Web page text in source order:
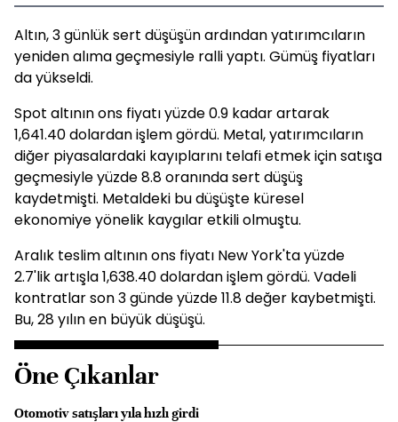
Altın, 3 günlük sert düşüşün ardından yatırımcıların
yeniden alıma geçmesiyle ralli yaptı. Gümüş fiyatları
da yükseldi.
Spot altının ons fiyatı yüzde 0.9 kadar artarak
1,641.40 dolardan işlem gördü. Metal, yatırımcıların
diğer piyasalardaki kayıplarını telafi etmek için satışa
geçmesiyle yüzde 8.8 oranında sert düşüş
kaydetmişti. Metaldeki bu düşüşte küresel
ekonomiye yönelik kaygılar etkili olmuştu.
Aralık teslim altının ons fiyatı New York'ta yüzde
2.7'lik artışla 1,638.40 dolardan işlem gördü. Vadeli
kontratlar son 3 günde yüzde 11.8 değer kaybetmişti.
Bu, 28 yılın en büyük düşüşü.
Öne Çıkanlar
Otomotiv satışları yıla hızlı girdi